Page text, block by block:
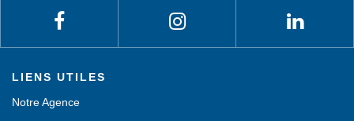
LIENS UTILES
Notre Agence